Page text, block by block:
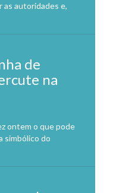
as autoridades e,
de
na
ontem o que pode
simbólico do